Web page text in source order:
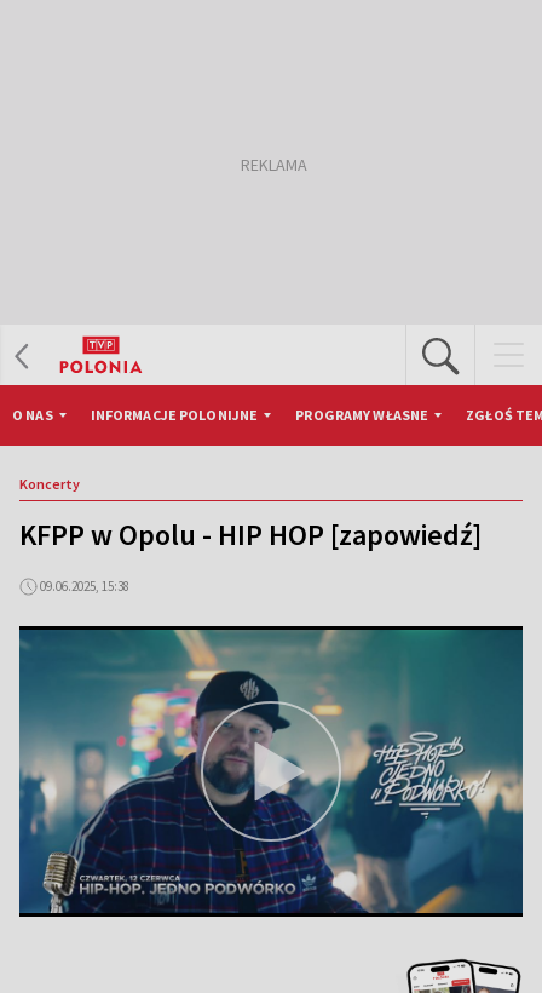
O NAS INFORMACJE POLONIJNE PROGRAMY WŁASNE ZGŁOŚ
Koncerty
KFPP w Opolu - HIP HOP [zapowiedź]
09.06.2025, 15:38